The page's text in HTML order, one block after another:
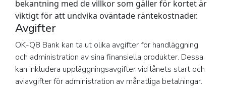
bekantning med de villkor som gäller för kortet är
viktigt för att undvika oväntade räntekostnader.
Avgifter
OK-Q8 Bank kan ta ut olika avgifter för handläggning
och administration av sina finansiella produkter. Dessa
kan inkludera uppläggningsavgifter vid lånets start och
aviavgifter för administration av månatliga betalningar.